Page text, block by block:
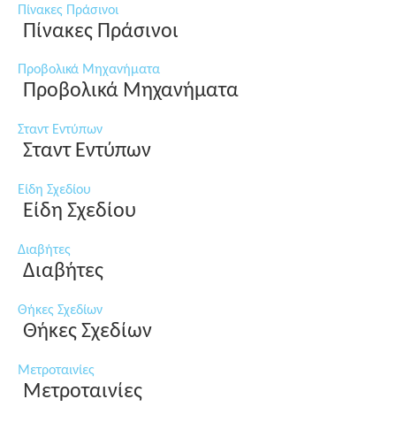
Πίνακες Πράσινοι
Πίνακες Πράσινοι
Προβολικά Μηχανήματα
Προβολικά Μηχανήματα
Σταντ Εντύπων
Σταντ Εντύπων
Είδη Σχεδίου
Είδη Σχεδίου
Διαβήτες
Διαβήτες
Θήκες Σχεδίων
Θήκες Σχεδίων
Μετροταινίες
Μετροταινίες